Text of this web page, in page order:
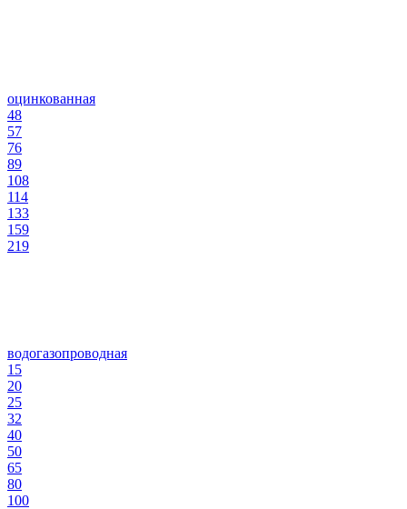
оцинкованная
48
57
76
89
108
114
133
159
219
водогазопроводная
15
20
25
32
40
50
65
80
100